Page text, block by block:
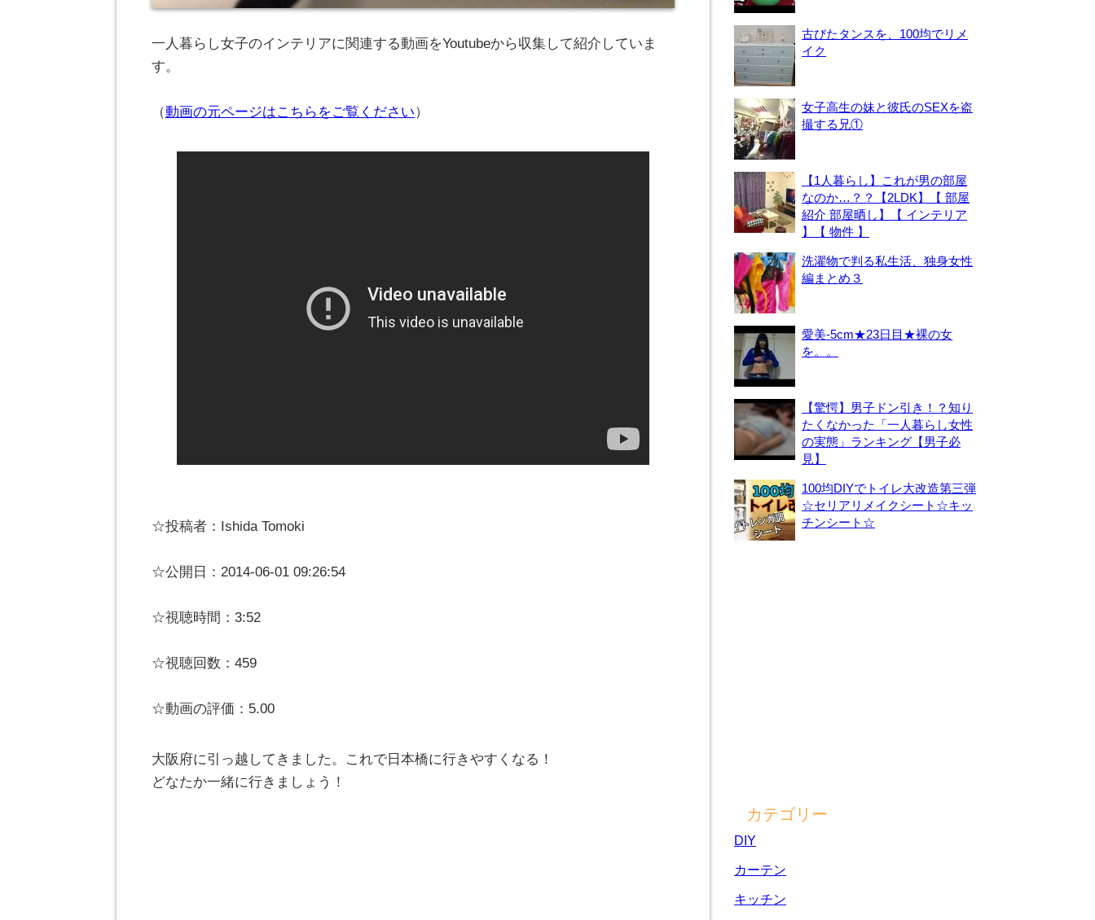
一人暮らし女子のインテリアに関連する動画をYoutubeから収集して紹介していま
す。
（動画の元ページはこちらをご覧ください）
☆投稿者：Ishida Tomoki
☆公開日：2014-06-01 09:26:54
☆視聴時間：3:52
☆視聴回数：459
☆動画の評価：5.00
大阪府に引っ越してきました。これで日本橋に行きやすくなる！
どなたか一緒に行きましょう！
古びたタンスを、100均でリメ
イク
女子高生の妹と彼氏のSEXを盗
撮する兄①
【1人暮らし】これが男の部屋
なのか…？？【2LDK】【 部屋
紹介 部屋晒し】【 インテリア
】【 物件 】
洗濯物で判る私生活、独身女性
編まとめ３
愛美-5cm★23日目★裸の女
を。。
【驚愕】男子ドン引き！？知り
たくなかった「一人暮らし女性
の実態」ランキング【男子必
見】
100均DIYでトイレ大改造第三弾
☆セリアリメイクシート☆キッ
チンシート☆
カテゴリー
DIY
カーテン
キッチン